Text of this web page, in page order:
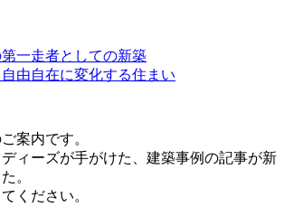
一走者としての新築
由自在に変化する住まい
案内です。
ィーズが手がけた、建築事例の記事が新
。
ください。